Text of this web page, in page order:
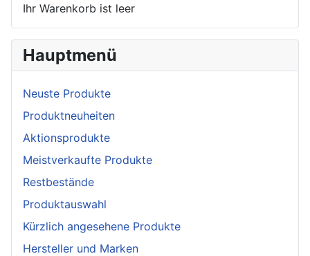
Ihr Warenkorb ist leer
Hauptmenü
Neuste Produkte
Produktneuheiten
Aktionsprodukte
Meistverkaufte Produkte
Restbestände
Produktauswahl
Kürzlich angesehene Produkte
Hersteller und Marken